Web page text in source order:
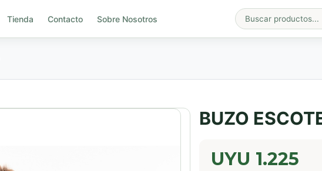
Tienda Contacto Sobre Nosotros
BUZO
UYU 1.225